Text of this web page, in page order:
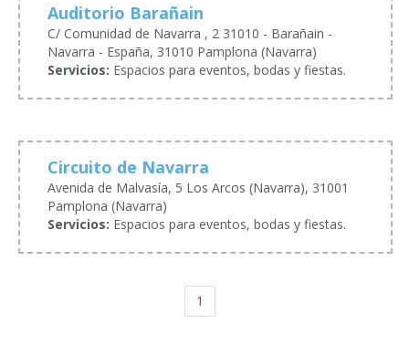
Auditorio Barañain
C/ Comunidad de Navarra , 2 31010 - Barañain -
Navarra - España, 31010 Pamplona (Navarra)
Servicios: Espacios para eventos, bodas y fiestas.
Circuito de Navarra
Avenida de Malvasía, 5 Los Arcos (Navarra), 31001
Pamplona (Navarra)
Servicios: Espacios para eventos, bodas y fiestas.
1